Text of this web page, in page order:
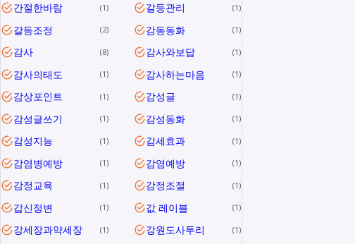
간절한바람 1 갈등관리 1
갈등조정 2 감동동화 1
감사 8 감사와보답 1
감사의태도 1 감사하는마음 1
감상포인트 1 감성글 1
감성글쓰기 1 감성동화 1
감성지능 1 감세효과 1
감염병예방 1 감염예방 1
감정교육 1 감정조절 1
갑신정변 1 값 레이블 1
강세장과약세장 1 강원도사투리 1